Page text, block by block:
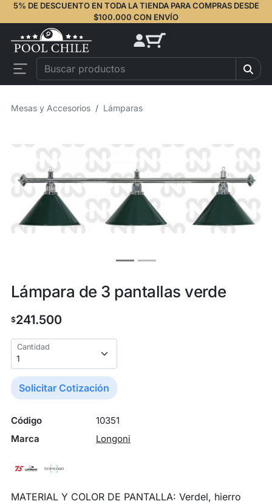
5% DE DESCUENTO EN TODA LA TIENDA PARA COMPRAS DESDE
$100.000 CON ENVÍO
Mesas y Accesorios Lámparas
Lámpara de 3 pantallas verde
$241.500
Cantidad
Solicitar Cotización
Código
10351
Marca
Longoni
MATERIAL Y COLOR DE PANTALLA: Verdel, hierro